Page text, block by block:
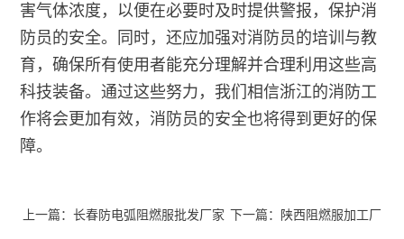
害气体浓度，以便在必要时及时提供警报，保护消
防员的安全。同时，还应加强对消防员的培训与教
育，确保所有使用者能充分理解并合理利用这些高
科技装备。通过这些努力，我们相信浙江的消防工
作将会更加有效，消防员的安全也将得到更好的保
障。
上一篇：长春防电弧阻燃服批发厂家 下一篇：陕西阻燃服加工厂